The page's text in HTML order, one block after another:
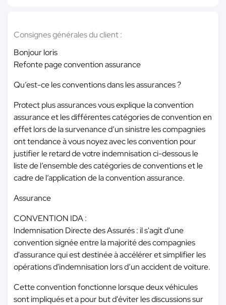
Consignes générales du client :
Bonjour loris
Refonte page convention assurance
Qu’est-ce les conventions dans les assurances ?
Protect plus assurances vous explique la convention
assurance et les différentes catégories de convention en
effet lors de la survenance d’un sinistre les compagnies
ont tendance à vous noyez avec les convention pour
justifier le retard de votre indemnisation ci-dessous le
liste de l’ensemble des catégories de conventions et le
cadre de l’application de la convention assurance.
Assurance
CONVENTION IDA :
Indemnisation Directe des Assurés : il s'agit d'une
convention signée entre la majorité des compagnies
d'assurance qui est destinée à accélérer et simplifier les
opérations d'indemnisation lors d’un accident de voiture.
Cette convention fonctionne lorsque deux véhicules
sont impliqués et a pour but d'éviter les discussions sur